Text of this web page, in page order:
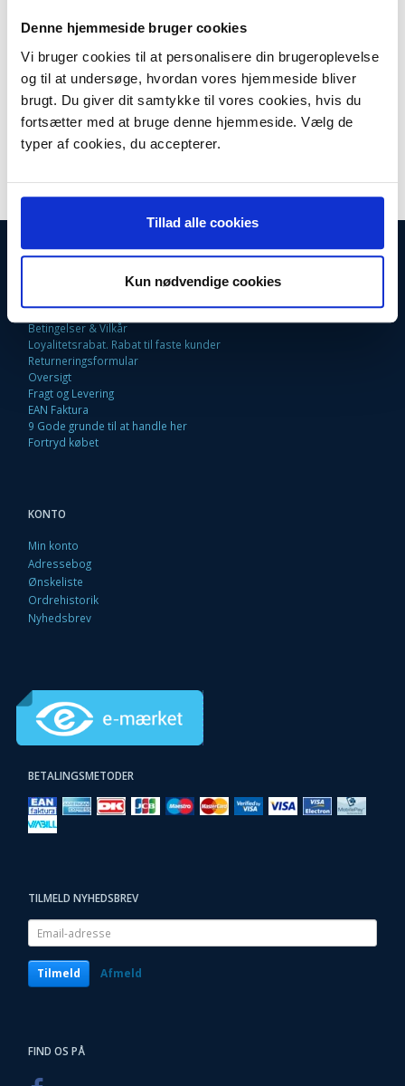
Denne hjemmeside bruger cookies
Vi bruger cookies til at personalisere din brugeroplevelse
og til at undersøge, hvordan vores hjemmeside bliver
brugt. Du giver dit samtykke til vores cookies, hvis du
fortsætter med at bruge denne hjemmeside. Vælg de
typer af cookies, du accepterer.
Tillad alle cookies
Kun nødvendige cookies
Super Grøn Bauknecht WA Super Grøn 800i Bauknecht WA Super
Grøn 900i Bauknecht WA Super Grøn 1000i Bauknecht WA Super
Grøn 1100i Bauknecht WA Super Grøn 1200i Bauknecht WA Super
Grøn 1300i Bauknecht WA Super Grøn 1350i Bauknecht WA Super
Grøn 1400i Bauknecht WA Super Grøn 2000i Bauknecht WA Super
Grøn 4000i Bauknecht WA Super Grøn Guldsegl Bauknecht WA Super
Quick Bauknecht WA Økomat Bauknecht WA801 Bauknecht WA900
Bauknecht WA1001 Bauknecht WA1002 Bauknecht WA1102
Bauknecht WA1200 Bauknecht WA1300 Bauknecht WA1400
INFORMATIONER
Kontakt os
Betingelser & Vilkår
Loyalitetsrabat. Rabat til faste kunder
Returneringsformular
Oversigt
Fragt og Levering
EAN Faktura
9 Gode grunde til at handle her
Fortryd købet
KONTO
Min konto
Adressebog
Ønskeliste
Ordrehistorik
Nyhedsbrev
BETALINGSMETODER
TILMELD NYHEDSBREV
Email-
adresse
Tilmeld Afmeld
FIND OS PÅ